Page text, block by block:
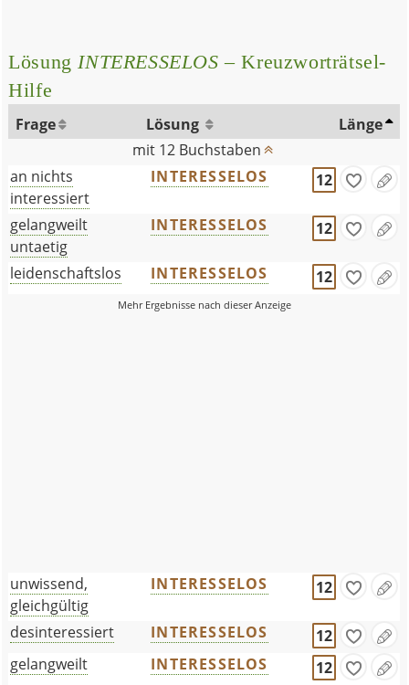
LösungINTERESSELOS – Kreuzworträtsel-
Hilfe
Frage Lösung
Länge
mit 12 Buchstaben
an nichts
interessiert
INTERESSELOS 12
gelangweilt
untaetig
INTERESSELOS 12
leidenschaftslos INTERESSELOS 12
unwissend,
gleichgültig
INTERESSELOS 12
desinteressiert INTERESSELOS
12
gelangweilt
INTERESSELOS
12